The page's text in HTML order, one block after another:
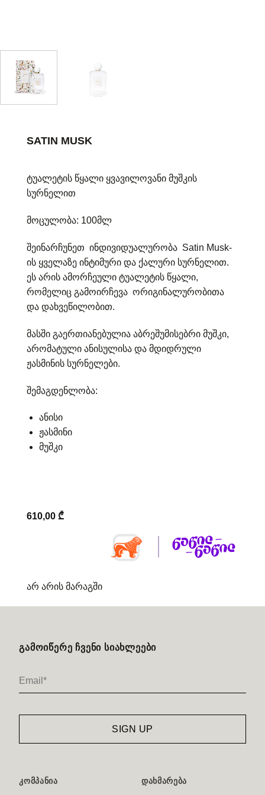
SATIN MUSK
ტუალეტის წყალი ყვავილოვანი მუშკის
სურნელით
მოცულობა: 100მლ
შეინარჩუნეთ ინდივიდუალურობა Satin Musk-
ის ყველაზე ინტიმური და ქალური სურნელით.
ეს არის ამორჩეული ტუალეტის წყალი,
რომელიც გამოირჩევა ორიგინალურობითა
და დახვეწილობით.
მასში გაერთიანებულია აბრეშუმისებრი მუშკი,
არომატული ანისულისა და მდიდრული
ჟასმინის სურნელები.
შემაგდენლობა:
ანისი
ჟასმინი
მუშკი
610,00 ₾
არ არის მარაგში
ᲒᲐᲛᲝᲘᲬᲔᲠᲔ ᲩᲕᲔᲜᲘ ᲡᲘᲐᲮᲚᲔᲔᲑᲘ
ᲙᲝᲛᲞᲐᲜᲘᲐ ᲓᲐᲮᲛᲐᲠᲔᲑᲐ